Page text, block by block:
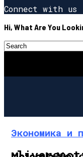
Connect with us
Hi, What Are You
Экономика и